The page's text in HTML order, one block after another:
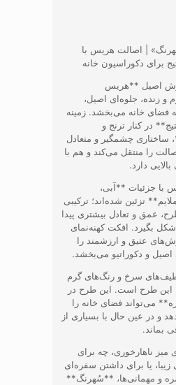
| اصالت هریس با
برای دکوراسیون خانه
اصیل **هریس
و زنده، جلوه‌ای اصیل،
فضای خانه می‌بخشد. زمینه
در کنار ترنج و
چشمگیر و متعادل
را منتقل می‌کند و هم با
دارد.
با جزئیات **آبی،
تزئین شده‌اند؛ ترکیبی
عمق و تعادل بیشتری پیدا
بگیرد. افکت کهنه‌نمای
عتیق و ارزشمند را
و دکوراتیو می‌بخشد.
سرخ و رنگ‌های گرم
این طرح است. این طرح در
می‌تواند فضای خانه را
و در عین حال با بسیاری از
بماند.
ناهارخوری، چه برای
یا برای داشتن سفره‌ای
و مهمانی‌ها، **سُهرنگ**